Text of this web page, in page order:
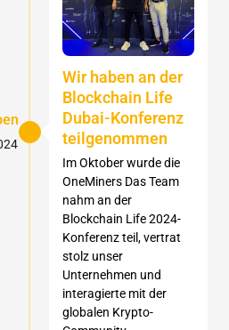
Wir haben an der
Blockchain Life
Dubai-Konferenz
teilgenommen
Im Oktober wurde die
OneMiners Das Team
nahm an der
Blockchain Life 2024-
Konferenz teil, vertrat
stolz unser
Unternehmen und
interagierte mit der
globalen Krypto-